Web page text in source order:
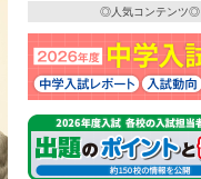
◎人気コンテンツ◎